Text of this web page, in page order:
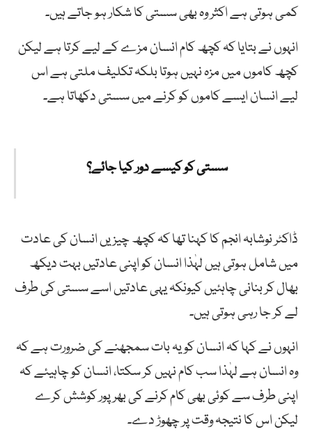
کمی ہوتی ہے اکثر وہ بھی سستی کا شکار ہو جاتے ہیں۔
انہوں نے بتایا کہ کچھ کام انسان مزے کے لیے کرتا ہے لیکن
کچھ کاموں میں مزہ نہیں ہوتا بلکہ تکلیف ملتی ہے اس
لیے انسان ایسے کاموں کو کرنے میں سستی دکھاتا ہے۔
سستی کو کیسے دور کیا جائے؟
ڈاکٹر نوشابہ انجم کا کہنا تھا کہ کچھ چیزیں انسان کی عادت
میں شامل ہوتی ہیں لہٰذا انسان کو اپنی عادتیں بہت دیکھ
بھال کر بنانی چاہئیں کیونکہ یہی عادتیں اسے سستی کی طرف
لے کر جا رہی ہوتی ہیں۔
انہوں نے کہا کہ انسان کو یہ بات سمجھنے کی ضرورت ہے کہ
وہ انسان ہے لہٰذا سب کام نہیں کر سکتا، انسان کو چاہیئے کہ
اپنی طرف سے کوئی بھی کام کرنے کی بھرپور کوشش کرے
لیکن اس کا نتیجہ وقت پر چھوڑ دے۔